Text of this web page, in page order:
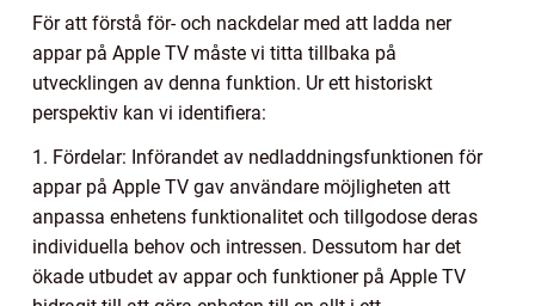
För att förstå för- och nackdelar med att ladda ner
appar på Apple TV måste vi titta tillbaka på
utvecklingen av denna funktion. Ur ett historiskt
perspektiv kan vi identifiera:
1. Fördelar: Införandet av nedladdningsfunktionen för
appar på Apple TV gav användare möjligheten att
anpassa enhetens funktionalitet och tillgodose deras
individuella behov och intressen. Dessutom har det
ökade utbudet av appar och funktioner på Apple TV